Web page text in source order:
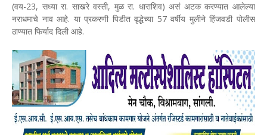
(वय-23, सध्या रा. साखरे वस्ती, मुळ रा. धाराशिव) असं अटक करण्यात आलेल्या
नराधमाचे नाव आहे. या प्रकरणी पिडीत वृद्धेच्या 57 वर्षीय मुलीने हिंजवडी पोलीस
ठाण्यात फिर्याद दिली आहे.